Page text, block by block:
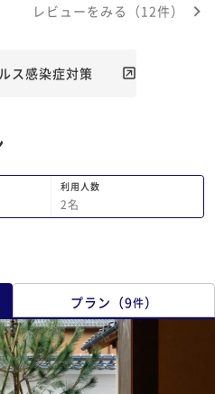
まってレビューをみる（12件）
ス感染症対策
利用人数
2名
プラン （9件）